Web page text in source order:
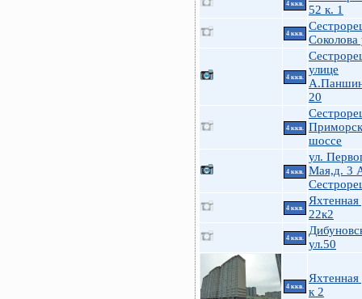
4 ккв.
52 к. 1
4 ккв.
Соколова
4 ккв.
улице
20
4 ккв.
шоссе
4 ккв.
ул.
Мая,д. 3
4 ккв.
Яхтенная
22к2
4 ккв.
ул.50
4 ккв.
Яхтенная
к 2